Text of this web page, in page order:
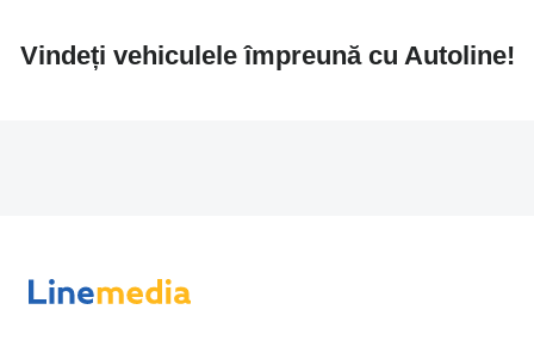
Vindeți vehiculele împreună cu Autoline!